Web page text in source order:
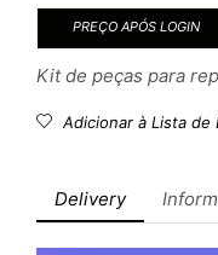
PREÇO APÓS LOGIN
Kit de peças para
Adicionar à Lista de
Delivery